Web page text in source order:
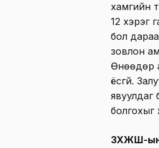
хамгийн
12 хэрэг
бол
зовлон
Өнөөдөр
ёсгүй.
явуулдаг
болгохыг
ЗХЖШ-ын